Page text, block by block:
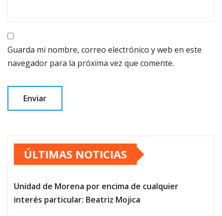
Guarda mi nombre, correo electrónico y web en este
navegador para la próxima vez que comente.
ÚLTIMAS NOTICIAS
Unidad de Morena por encima de cualquier
interés particular: Beatriz Mojica